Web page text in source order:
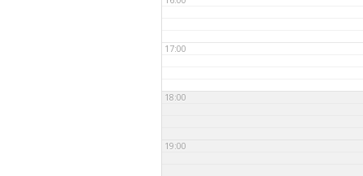
17:00
18:00
19:00